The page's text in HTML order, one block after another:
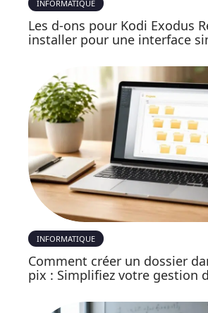
INFORMATIQUE
Les d-ons pour Kodi Exodus
installer pour une interface
INFORMATIQUE
Comment créer un dossier
pix : Simplifiez votre gestion